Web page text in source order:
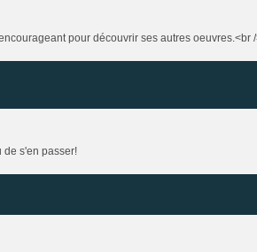
pour découvrir ses autres oeuvres.<br
de s'en passer!